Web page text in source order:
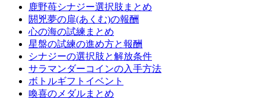
鹿野苺シナジー選択肢まとめ
閼兇夢の扉(あくむ)の報酬
心の海の試練まとめ
星盤の試練の進め方と報酬
シナジーの選択肢と解放条件
サラマンダーコインの入手方法
ボトルギフトイベント
喚喜のメダルまとめ